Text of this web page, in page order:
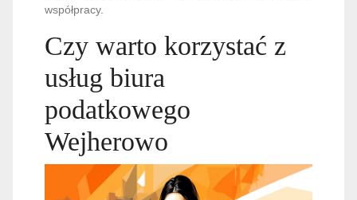
współpracy.
Czy warto korzystać z
usług biura
podatkowego
Wejherowo